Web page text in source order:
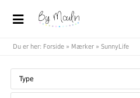
Du er her: Forside » Mærker »SunnyLife
Type